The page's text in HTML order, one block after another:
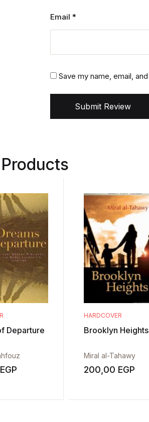
Email *
Save my name, email,
Submit Review
Departure
EGP
HARDCOVER
Brooklyn Heights
Miral al-Tahawy
200,00 EGP